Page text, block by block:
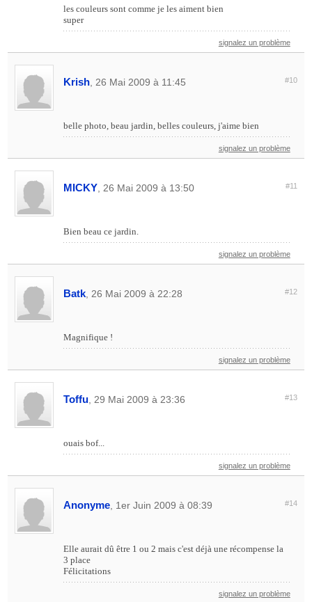
les couleurs sont comme je les aiment bien
super
signalez un problème
Krish , 26 Mai 2009 à 11:45 #10
belle photo, beau jardin, belles couleurs, j'aime bien
signalez un problème
MICKY , 26 Mai 2009 à 13:50 #11
Bien beau ce jardin.
signalez un problème
Batk , 26 Mai 2009 à 22:28 #12
Magnifique !
signalez un problème
Toffu , 29 Mai 2009 à 23:36 #13
ouais bof...
signalez un problème
Anonyme , 1er Juin 2009 à 08:39 #14
Elle aurait dû être 1 ou 2 mais c'est déjà une récompense la
3 place
Félicitations
signalez un problème